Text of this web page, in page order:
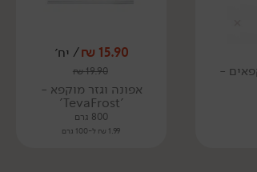
-
15.90
₪/ יח׳
19.90
₪
אפונה וגזר מוקפא -
'TevaFrost'
800 גרם
1.99 ₪ ל-100 גרם